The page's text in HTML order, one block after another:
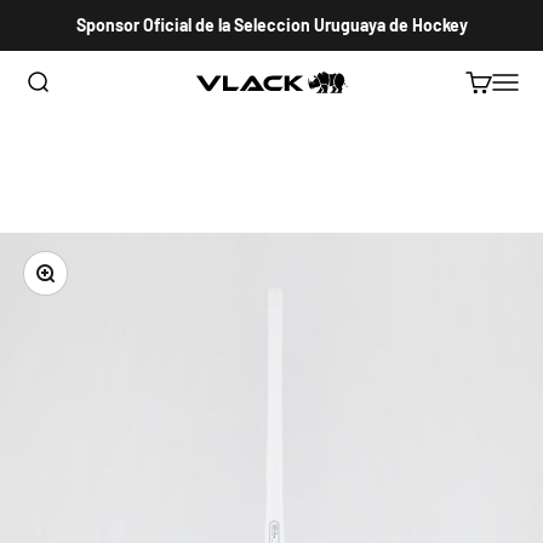
Sponsor Oficial de la Seleccion Uruguaya de Hockey
Abrir búsqueda VLACK HOCKEY URUGUAY AbrirAbrir
Zoom